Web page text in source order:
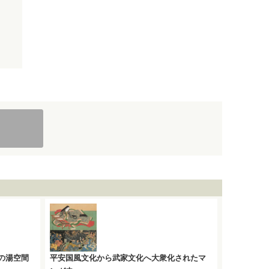
湯空間
平安国風文化から武家文化へ大衆化されたマ